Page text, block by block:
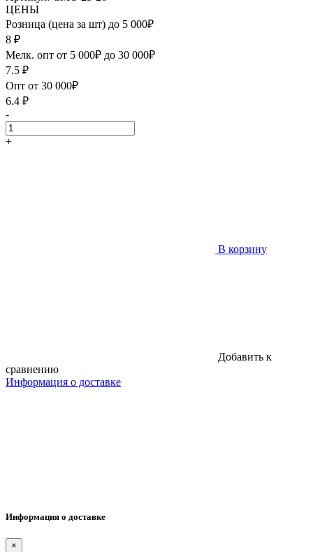
ЦЕНЫ
Розница (цена за шт) до 5 000₽
8 ₽
Мелк. опт от 5 000₽ до 30 000₽
7.5 ₽
Опт от 30 000₽
6.4 ₽
-
+
В корзину
Добавить к
сравнению
Информация о доставке
Информация о доставке
×